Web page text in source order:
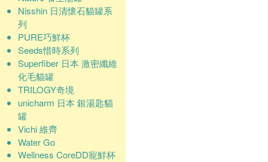
Nisshin 日清懷石貓罐系
列
PURE巧鮮杯
Seeds惜時系列
Superfiber 日本 激密纖維
化毛貓罐
TRILOGY奇境
unicharm 日本 銀湯匙貓
罐
Vichi 維齊
Water Go
Wellness CoreDD寵鮮杯